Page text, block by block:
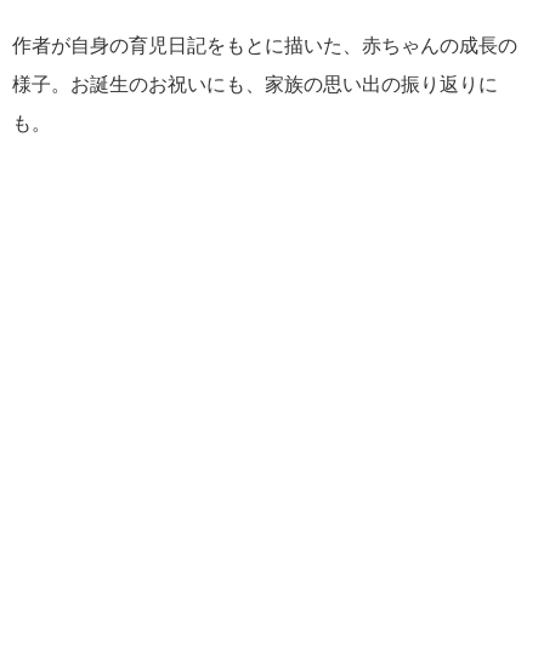
作者が自身の育児日記をもとに描いた、赤ちゃんの成長の
様子。お誕生のお祝いにも、家族の思い出の振り返りに
も。